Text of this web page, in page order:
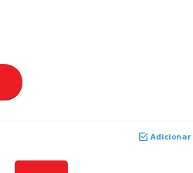
Adicionar